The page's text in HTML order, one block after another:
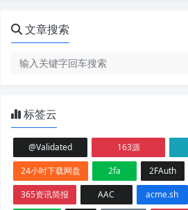
文章搜索
标签云
@Validated 163源
24小时下载网盘
2fa 2FAuth
365资讯简报
AAC acme.sh